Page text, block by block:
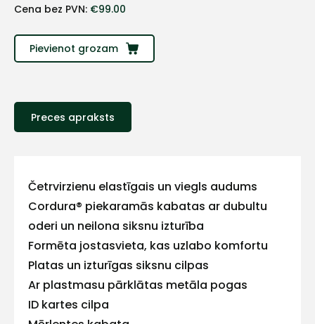
Cena bez PVN: €99.00
Pievienot grozam
Preces apraksts
Četrvirzienu elastīgais un viegls audums
Cordura® piekaramās kabatas ar dubultu
oderi un neilona siksnu izturība
Formēta jostasvieta, kas uzlabo komfortu
Platas un izturīgas siksnu cilpas
Ar plastmasu pārklātas metāla pogas
ID kartes cilpa
E-pasts
Kontakttālrunis